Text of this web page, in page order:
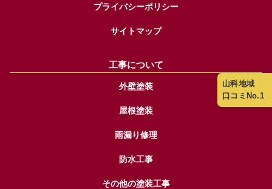
山科地域
口コミNo.1
プライバシーポリシー
サイトマップ
工事について
外壁塗装
屋根塗装
雨漏り修理
防水工事
その他の塗装工事